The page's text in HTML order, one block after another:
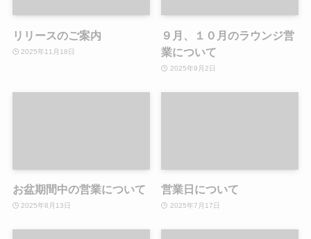
リリースのご案内
2025年11月18日
９月、１０月のラウンジ営
業について
2025年9月2日
お盆期間中の営業について
2025年8月13日
営業日について
2025年7月17日